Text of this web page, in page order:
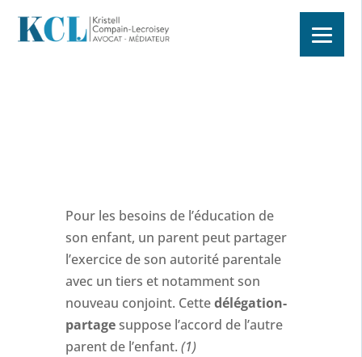
Pour les besoins de l’éducation de
son enfant, un parent peut partager
l’exercice de son autorité parentale
avec un tiers et notamment son
nouveau conjoint. Cettedélégation-
partagesuppose l’accord de l’autre
parent de l’enfant. (1)